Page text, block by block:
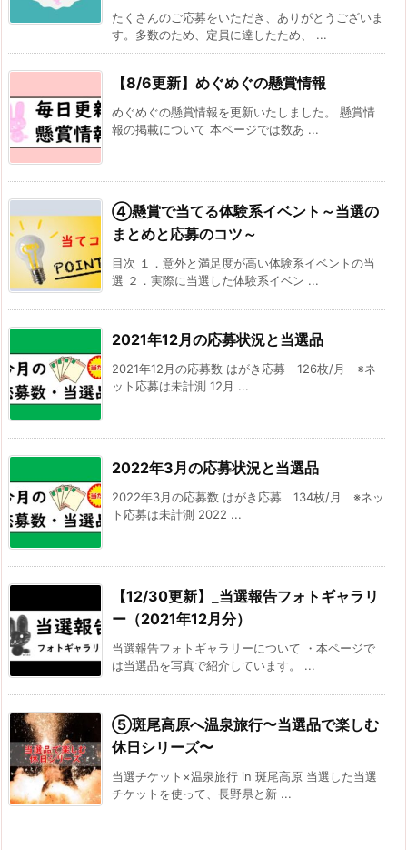
たくさんのご応募をいただき、ありがとうございま
す。多数のため、定員に達したため、 ...
【8/6更新】めぐめぐの懸賞情報
めぐめぐの懸賞情報を更新いたしました。 懸賞情
報の掲載について 本ページでは数あ ...
④懸賞で当てる体験系イベント～当選の
まとめと応募のコツ～
目次 １．意外と満足度が高い体験系イベントの当
選 ２．実際に当選した体験系イベン ...
2021年12月の応募状況と当選品
2021年12月の応募数 はがき応募 126枚/月 ※ネ
ット応募は未計測 12月 ...
2022年3月の応募状況と当選品
2022年3月の応募数 はがき応募 134枚/月 ※ネッ
ト応募は未計測 2022 ...
【12/30更新】_当選報告フォトギャラリ
ー（2021年12月分）
当選報告フォトギャラリーについて ・本ページで
は当選品を写真で紹介しています。 ...
⑤斑尾高原へ温泉旅行〜当選品で楽しむ
休日シリーズ〜
当選チケット×温泉旅行 in 斑尾高原 当選した当選
チケットを使って、長野県と新 ...